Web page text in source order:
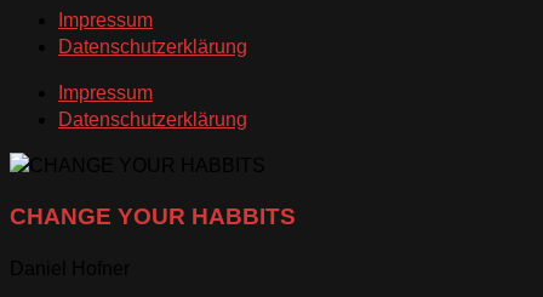
Impressum
Datenschutzerklärung
Impressum
Datenschutzerklärung
CHANGE YOUR HABBITS